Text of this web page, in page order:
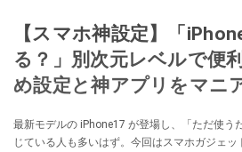
【スマホ神設定】「
る？」別次元レベルで便
め設定と神アプリをマニ
最新モデルの iPhone17 が登場し、「ただ使う
じている人も多いはず。今回はスマホガジェ